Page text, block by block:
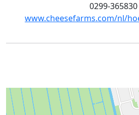
0299-365830
www.cheesefarms.com/nl/